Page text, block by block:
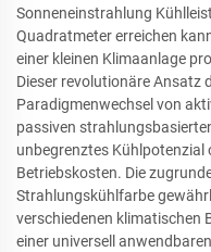
Sonneneinstrahlung
Quadratmeter erreichen
einer kleinen Klimaanlage
Dieser revolutionäre Ansatz
Paradigmenwechsel von
passiven
unbegrenztes
Betriebskosten. Die
Strahlungskühlfarbe
verschiedenen klimatischen
einer universell